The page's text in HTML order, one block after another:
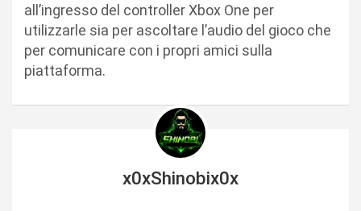
all’ingresso del controller Xbox One per
utilizzarle sia per ascoltare l’audio del gioco che
per comunicare con i propri amici sulla
piattaforma.
x0xShinobix0x